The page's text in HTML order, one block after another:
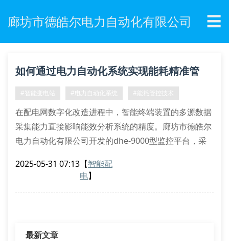
廊坊市德皓尔电力自动化有限公司 ☰
如何通过电力自动化系统实现能耗精准管
控？
#智能变电站 #电力自动化系统 #能耗管控技术
在配电网数字化改造进程中，智能终端装置的多源数据
采集能力直接影响能效分析系统的精度。廊坊市德皓尔
电力自动化有限公司开发的dhe-9000型监控平台，采
辨率达到128点/周波，可精确识别暂态电能质量扰动。
2025-05-31 07:13 【智能配
电】
最新文章